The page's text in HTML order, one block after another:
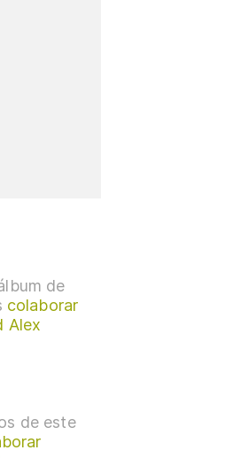
de
colaborar
Alex
de este